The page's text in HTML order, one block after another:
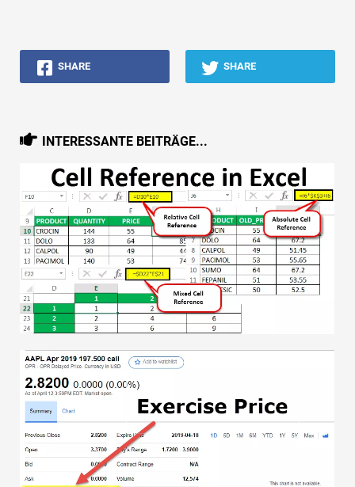
SHARE SHARE
INTERESSANTE BEITRÄGE...